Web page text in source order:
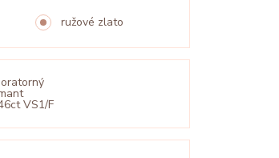
ružové zlato
VS1/F